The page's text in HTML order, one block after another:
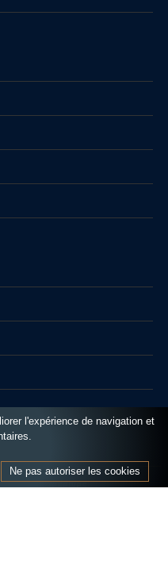
droits réservés.
l'expérience de navigation et
Ne pas autoriser les cookies